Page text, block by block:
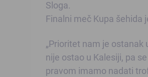
Sloga.
Finalni meč Kupa šehida
„Prioritet nam je
nije ostao u Kalesiji, pa
pravom imamo nadati